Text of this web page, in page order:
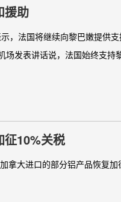
援助
，法国将继续向黎巴嫩提供
场发表讲话说，法国始终支持
征10%关税
拿大进口的部分铝产品恢复